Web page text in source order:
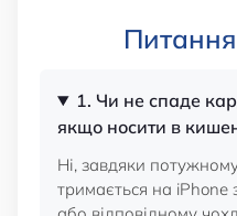
Питання
1. Чи не спаде
якщо носити в
Ні, завдяки
тримається на iPhone